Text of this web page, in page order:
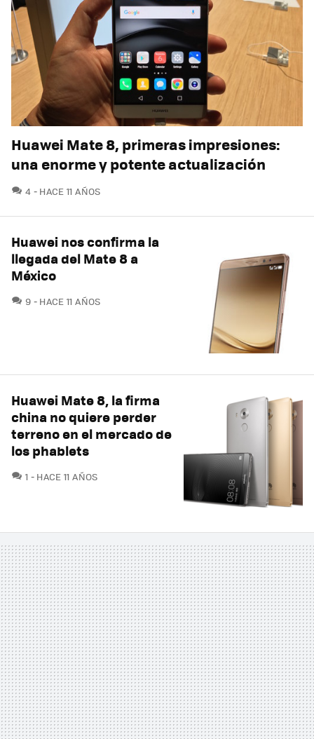
Huawei Mate 8, primeras impresiones:
una enorme y potente actualización
4 COMENTARIOS
HACE 11 AÑOS
Huawei nos confirma la
llegada del Mate 8 a
México
9 COMENTARIOS
HACE 11 AÑOS
Huawei Mate 8, la firma
china no quiere perder
terreno en el mercado de
los phablets
1 COMENTARIOS
HACE 11 AÑOS